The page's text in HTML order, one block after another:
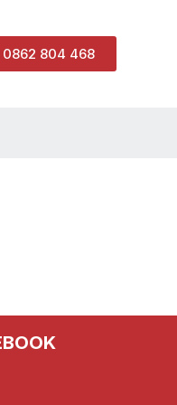
804 468